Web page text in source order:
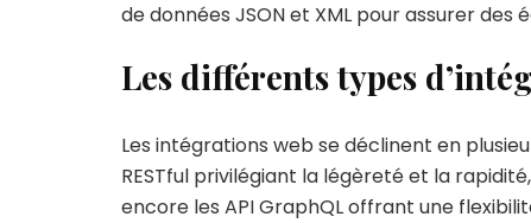
de données JSON et XML pour assurer
Les différents types
Les intégrations web se déclinent en
RESTful privilégiant la légèreté et la
encore les API GraphQL offrant une